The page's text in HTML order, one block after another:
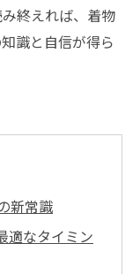
終えれば、着物
識と自信が得ら
新常識
適なタイミン